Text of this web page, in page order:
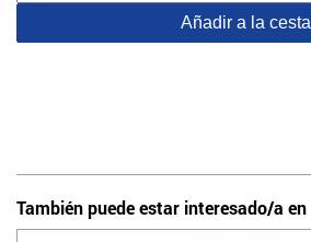
Añadir a la cesta
También puede estar interesado/a en